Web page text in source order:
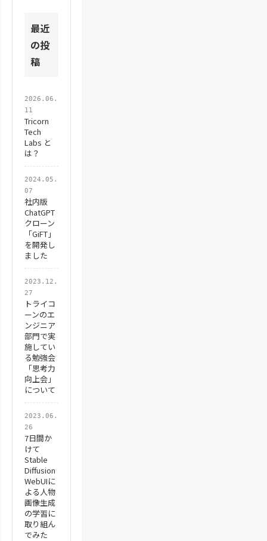
最近
の投
稿
2026.06.
11
Tricorn
Tech
Labs と
は？
2024.05.
07
社内版
ChatGPT
クローン
「GiFT」
を開発し
ました
2023.12.
27
トライコ
ーンのエ
ンジニア
部門で実
施してい
る勉強会
「思考力
向上会」
について
2023.06.
26
7日間か
けて
Stable
Diffusion
WebUIに
よる人物
画像生成
の学習に
取り組ん
でみた